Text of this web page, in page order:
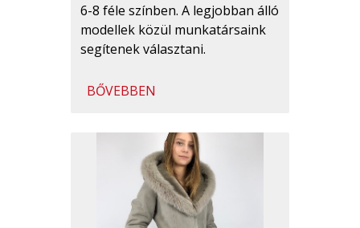
6-8 féle színben. A legjobban álló
modellek közül munkatársaink
segítenek választani.
BŐVEBBEN